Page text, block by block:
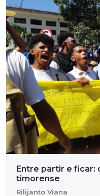
Entre partir e ficar:
timorense
Rilijanto Viana